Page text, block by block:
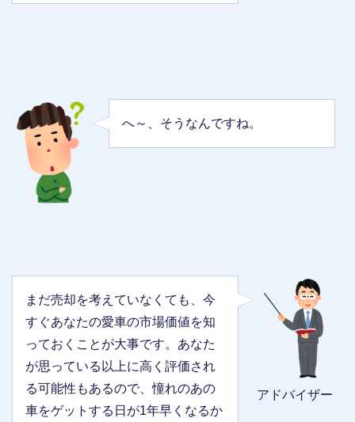
へ～、そうなんですね。
アドバイザー
まだ売却を考えていなくても、今
すぐあなたの愛車の市場価値を知
っておくことが大事です。あなた
が思っている以上に高く評価され
る可能性もあるので、憧れのあの
車をゲットする日が1年早くなるか